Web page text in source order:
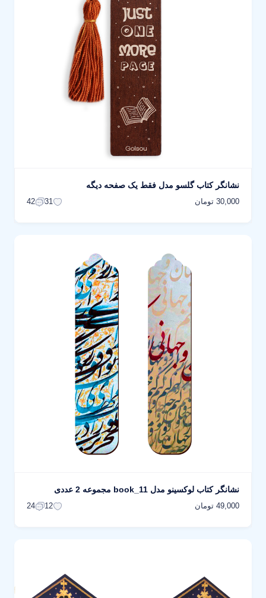
نشانگر کتاب گلسو مدل فقط یک صفحه دیگه
30,000 تومان 31
42
نشانگر کتاب لوکسینو مدل book_11 مجموعه 2 عددی
49,000 تومان 12
24